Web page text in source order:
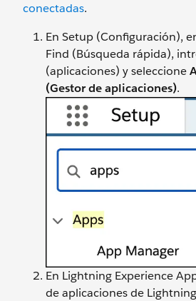
conectadas.
En Setup (Configuración),
Find (Búsqueda rápida),
(aplicaciones) y seleccione
(Gestor de aplicaciones).
En Lightning Experience
de aplicaciones de